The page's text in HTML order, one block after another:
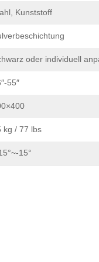
Kunststoff
oder individuell
55″
kg / 77 lbs
15°